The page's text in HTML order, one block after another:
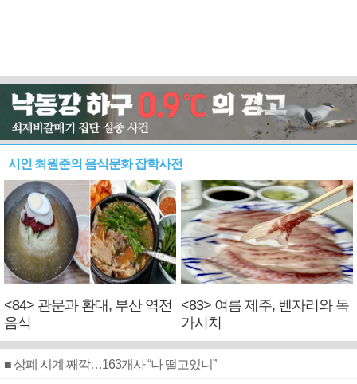
시인 최원준의 음식문화 잡학사전
<84> 관문과 환대, 부산 역전
음식
<83> 여름 제주, 벤자리와 독
가시치
■ 상폐 시계 째깍…163개사 “나 떨고있니”